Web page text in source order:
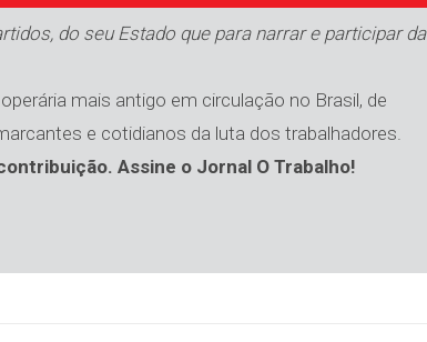
do seu Estado que para narrar e participar da
mais antigo em circulação no Brasil, de
e cotidianos da luta dos trabalhadores.
Assine o Jornal O Trabalho!